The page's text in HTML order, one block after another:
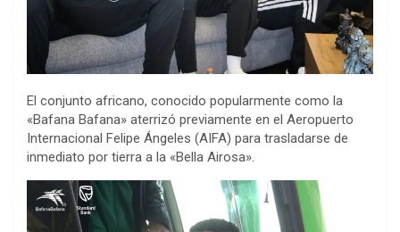
El conjunto africano, conocido popularmente como la
«Bafana Bafana» aterrizó previamente en el Aeropuerto
Internacional Felipe Ángeles (AIFA) para trasladarse de
inmediato por tierra a la «Bella Airosa».